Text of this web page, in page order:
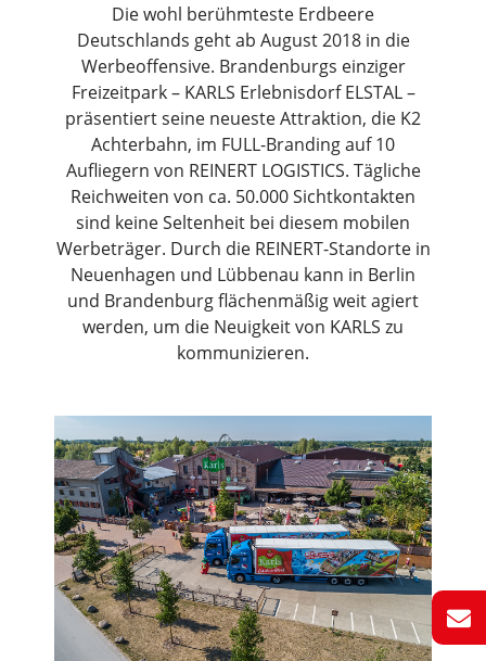
Die wohl berühmteste Erdbeere
Deutschlands geht ab August 2018 in die
Werbeoffensive. Brandenburgs einziger
Freizeitpark – KARLS Erlebnisdorf ELSTAL –
präsentiert seine neueste Attraktion, die K2
Achterbahn, im FULL-Branding auf 10
Aufliegern von REINERT LOGISTICS. Tägliche
Reichweiten von ca. 50.000 Sichtkontakten
sind keine Seltenheit bei diesem mobilen
Werbeträger. Durch die REINERT-Standorte in
Neuenhagen und Lübbenau kann in Berlin
und Brandenburg flächenmäßig weit agiert
werden, um die Neuigkeit von KARLS zu
kommunizieren.